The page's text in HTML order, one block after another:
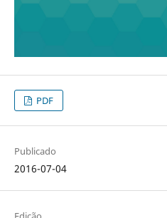
PDF
Publicado
2016-07-04